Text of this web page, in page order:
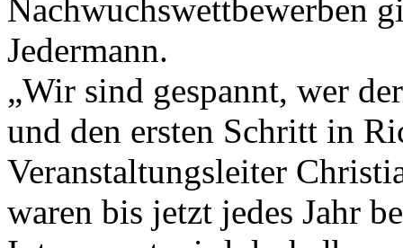
Nachwuchswettbewerben
Jedermann.
„Wir sind gespannt, wer
und den ersten Schritt in
Veranstaltungsleiter
waren bis jetzt jedes Jahr